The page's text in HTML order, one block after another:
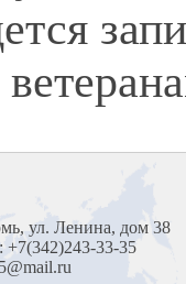
ул. Ленина, дом 38
+7(342)243-33-35